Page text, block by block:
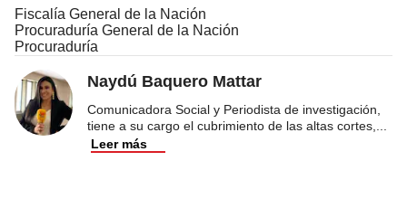
Fiscalía General de la Nación
Procuraduría General de la Nación
Procuraduría
Naydú Baquero Mattar
Comunicadora Social y Periodista de investigación,
tiene a su cargo el cubrimiento de las altas cortes,
Leer más